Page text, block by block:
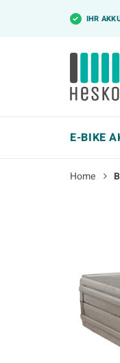
✓ IHR
E-BIKE
Home